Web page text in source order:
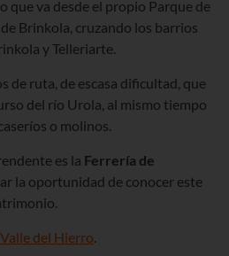
que va desde el propio Parque de
Brinkola, cruzando los barrios
y Telleriarte.
de ruta, de escasa dificultad, que
del río Urola, al mismo tiempo
o molinos.
es la Ferrería de
la oportunidad de conocer este
del Hierro.